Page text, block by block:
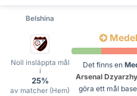
Belshina
Noll insläppta mål
i
25%
av matcher (Hem)
Det finns en
Arsenal
göra ett mål